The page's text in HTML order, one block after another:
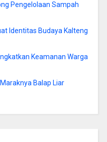
Pengelolaan Sampah
Identitas Budaya Kalteng
Keamanan Warga
Balap Liar